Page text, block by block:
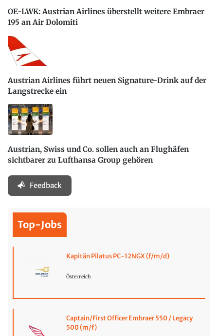
OE-LWK: Austrian Airlines überstellt weitere Embraer
195 an Air Dolomiti
Austrian Airlines führt neuen Signature-Drink auf der
Langstrecke ein
Austrian, Swiss und Co. sollen auch an Flughäfen
sichtbarer zu Lufthansa Group gehören
Feedback
Top-Jobs
Kapitän Pilatus PC-12NGX (f/m/d)
Österreich
Captain/First Officer Embraer 550 / Legacy
500 (m/f)